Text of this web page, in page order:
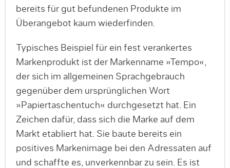
bereits für gut befundenen Produkte im
Überangebot kaum wiederfinden.
Typisches Beispiel für ein fest verankertes
Markenprodukt ist der Markenname »Tempo«,
der sich im allgemeinen Sprachgebrauch
gegenüber dem ursprünglichen Wort
»Papiertaschentuch« durchgesetzt hat. Ein
Zeichen dafür, dass sich die Marke auf dem
Markt etabliert hat. Sie baute bereits ein
positives Markenimage bei den Adressaten auf
und schaffte es, unverkennbar zu sein. Es ist